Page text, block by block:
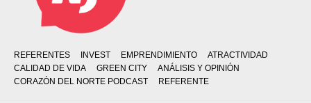
REFERENTES INVEST EMPRENDIMIENTO
ATRACTIVIDAD
CALIDAD DE VIDA
GREEN CITY
ANÁLISIS Y OPINIÓN
CORAZÓN DEL NORTE PODCAST
REFERENTE